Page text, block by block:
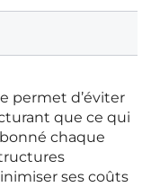
permet d’éviter
que ce qui
chaque
ses coûts